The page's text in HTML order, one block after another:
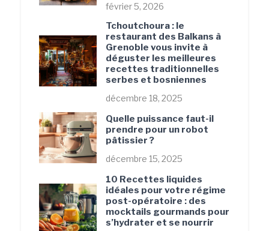
février 5, 2026
Tchoutchoura : le
restaurant des Balkans à
Grenoble vous invite à
déguster les meilleures
recettes traditionnelles
serbes et bosniennes
décembre 18, 2025
Quelle puissance faut-il
prendre pour un robot
pâtissier ?
décembre 15, 2025
10 Recettes liquides
idéales pour votre régime
post-opératoire : des
mocktails gourmands pour
s’hydrater et se nourrir